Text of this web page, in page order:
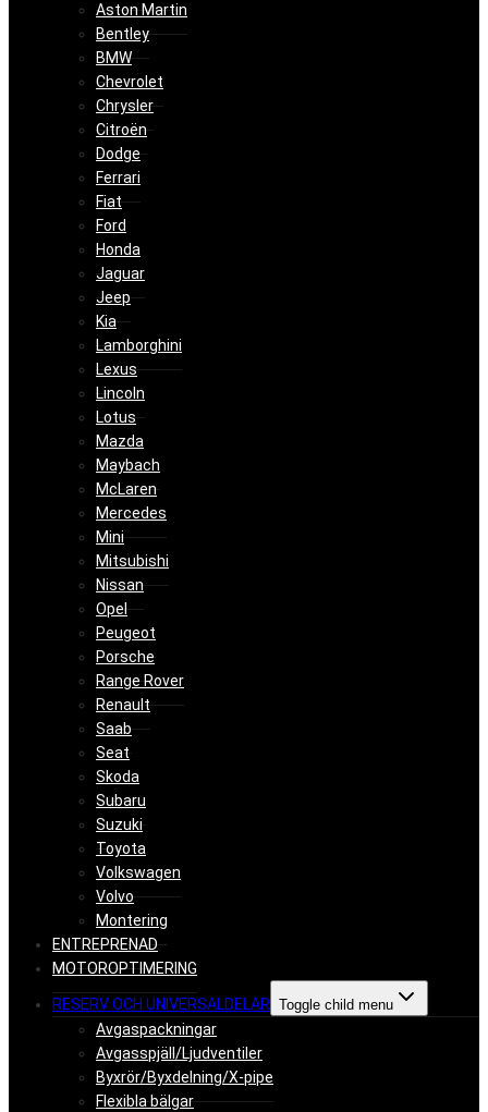
Aston Martin
Bentley
BMW
Chevrolet
Chrysler
Citroën
Dodge
Ferrari
Fiat
Ford
Honda
Jaguar
Jeep
Kia
Lamborghini
Lexus
Lincoln
Lotus
Mazda
Maybach
McLaren
Mercedes
Mini
Mitsubishi
Nissan
Opel
Peugeot
Porsche
Range Rover
Renault
Saab
Seat
Skoda
Subaru
Suzuki
Toyota
Volkswagen
Volvo
Montering
ENTREPRENAD
MOTOROPTIMERING
RESERV OCH UNIVERSALDELAR Toggle child menu
Avgaspackningar
Avgasspjäll/Ljudventiler
Byxrör/Byxdelning/X-pipe
Flexibla bälgar